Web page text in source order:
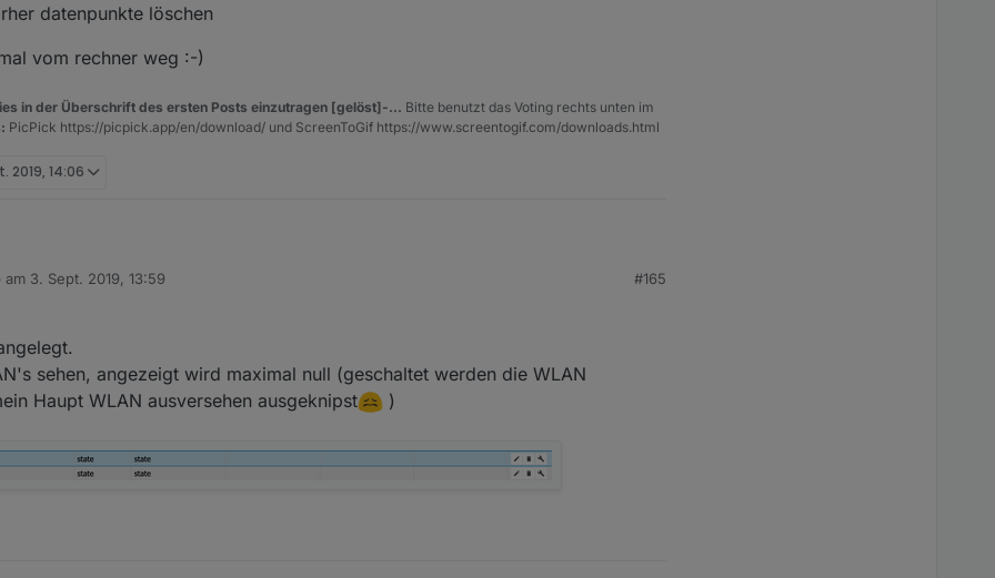
datenpunkte löschen
vom rechner weg :-)
in der Überschrift des ersten Posts einzutragen [gelöst]-... Bitte benutzt das Voting rechts unten im
PicPick https://picpick.app/en/download/ und ScreenToGif https://www.screentogif.com/downloads.html
2019, 14:06
noch näher ansehen - aber wenn alles funktioniert sollte das so klappen
am 3. Sept. 2019, 13:59
von
#165
sehen, angezeigt wird maximal null (geschaltet werden die WLAN
Haupt WLAN ausversehen ausgeknipst
)